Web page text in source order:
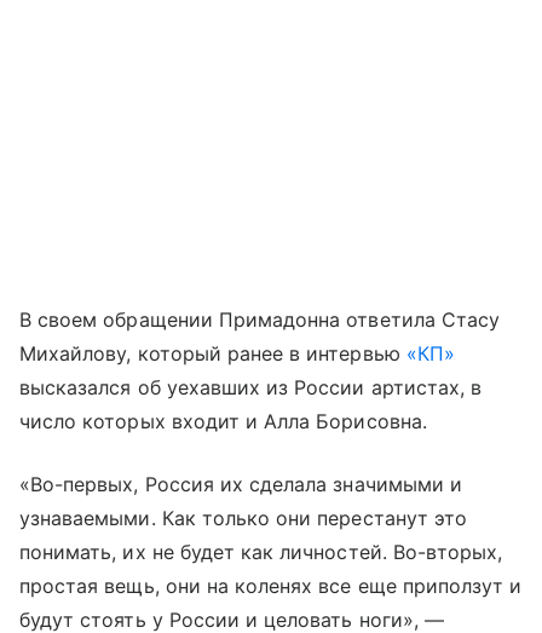
В своем обращении Примадонна ответила Стасу
Михайлову, который ранее в интервью «КП»
высказался об уехавших из России артистах, в
число которых входит и Алла Борисовна.
«Во-первых, Россия их сделала значимыми и
узнаваемыми. Как только они перестанут это
понимать, их не будет как личностей. Во-вторых,
простая вещь, они на коленях все еще приползут и
будут стоять у России и целовать ноги», —